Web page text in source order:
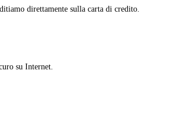
direttamente sulla carta di credito.
su Internet.